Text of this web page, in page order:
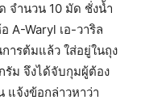
จำนวน 10 มัด ชั่งน้ำ
A-Waryl เอ-วาริล
ารต้มแล้ว ใส่อยู่ในถุง
ม จึงได้จับกุมผู้ต้อง
แจ้งข้อกล่าวหาว่า